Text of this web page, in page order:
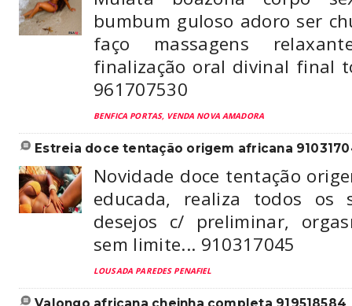
bumbum guloso adoro ser
faço massagens
finalização oral divinal final
961707530
BENFICA PORTAS, VENDA NOVA AMADORA
estreia doce tentação origem africana
Novidade doce tentação
educada, realiza todos os
desejos c/ preliminar,
sem limite... 910317045
LOUSADA PAREDES PENAFIEL